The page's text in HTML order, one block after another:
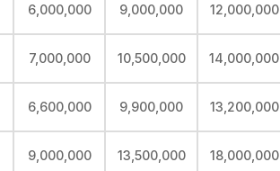
6,000,000 9,000,000 12,000,000
7,000,000 10,500,000 14,000,000
6,600,000 9,900,000 13,200,000
9,000,000 13,500,000 18,000,000